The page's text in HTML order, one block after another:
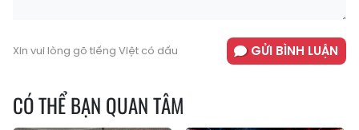
Xin vui lòng gõ tiếng Việt có dấu GỬI BÌNH LUẬN
CÓ THỂ BẠN QUAN TÂM